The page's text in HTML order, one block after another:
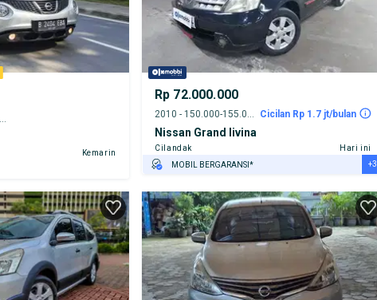
Kemarin
Rp 72.000.000
Cicilan Rp 1.7 jt/bulan
Nissan Grand livina
Cilandak
Hari ini
MOBIL BERGARANSI*
TEST DRIVE DARI RUMAH
GRATIS BIAYA JASA PERAWATAN*
+3